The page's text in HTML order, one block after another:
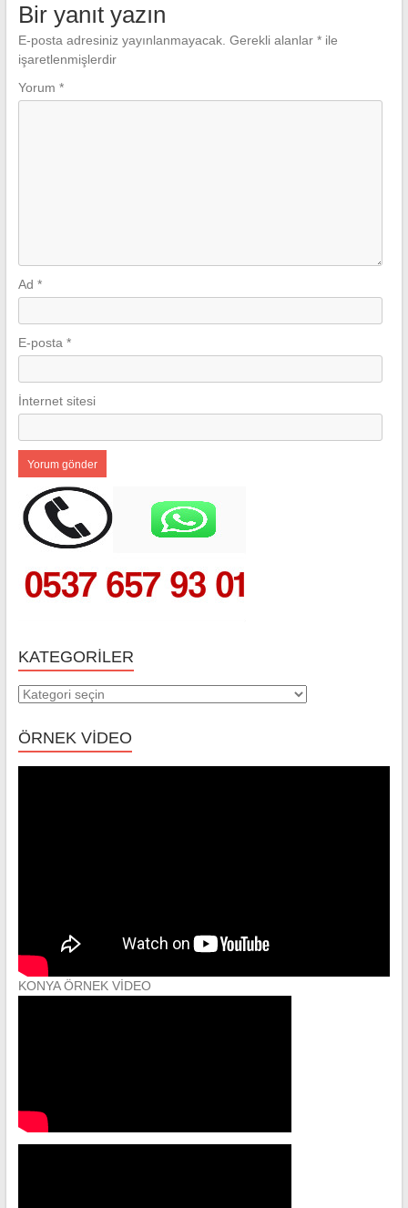
Bir yanıt yazın
E-posta adresiniz yayınlanmayacak. Gerekli alanlar *ile
işaretlenmişlerdir
Yorum *
Ad *
E-posta *
İnternet sitesi
KATEGORILER
Kategoriler
ÖRNEK VİDEO
KONYA ÖRNEK VİDEO